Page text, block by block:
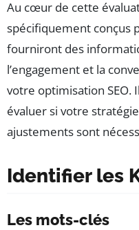
Au cœur de cette
spécifiquement conçus
fourniront des
l’engagement et la
votre optimisation SEO.
évaluer si votre
ajustements sont
Identifier les
Les mots-clés